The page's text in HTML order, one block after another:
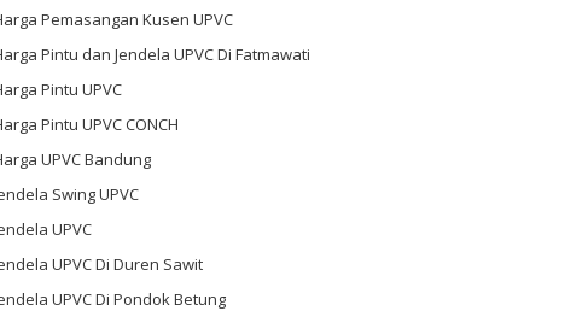
Pemasangan Kusen UPVC
Pintu dan Jendela UPVC Di Fatmawati
Pintu UPVC
Pintu UPVC CONCH
UPVC Bandung
Swing UPVC
UPVC
UPVC Di Duren Sawit
UPVC Di Pondok Betung